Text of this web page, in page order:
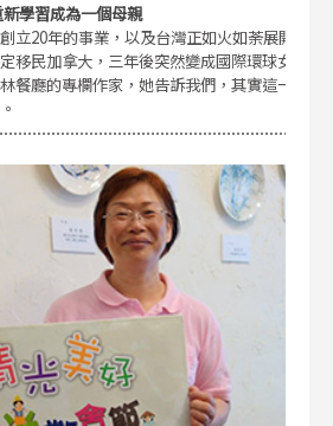
學習成為一個母親
立20年的事業，以及台灣正如火如荼展開
移民加拿大，三年後突然變成國際環球女
餐廳的專欄作家，她告訴我們，其實這一